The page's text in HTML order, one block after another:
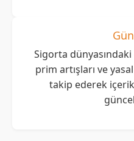
Sigorta
prim artışları ve
takip ederek